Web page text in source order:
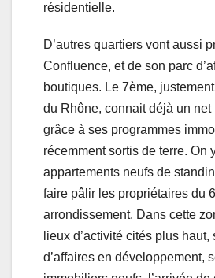
résidentielle.
D’autres quartiers vont aussi
Confluence, et de son parc
boutiques. Le 7ème,
du Rhône, connait déjà un net
grâce à ses programmes
récemment sortis de terre. On
appartements neufs de
faire pâlir les propriétaires du
arrondissement. Dans cette
lieux d’activité cités plus haut,
d’affaires en développement,